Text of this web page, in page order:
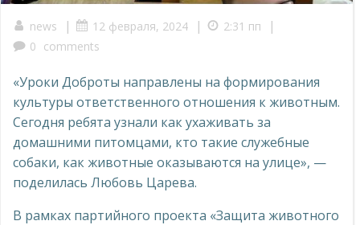
news | 12 февраля, 2024 | 2:31 пп |
0 comments
«Уроки Доброты направлены на формирования
культуры ответственного отношения к животным.
Сегодня ребята узнали как ухаживать за
домашними питомцами, кто такие служебные
собаки, как животные оказываются на улице», —
поделилась Любовь Царева.
В рамках партийного проекта «Защита животного